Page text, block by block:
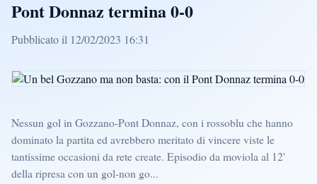
Pont Donnaz termina 0-0
Pubblicato il 12/02/2023 16:31
Nessun gol in Gozzano-Pont Donnaz, con i rossoblu che hanno
dominato la partita ed avrebbero meritato di vincere viste le
tantissime occasioni da rete create. Episodio da moviola al 12'
della ripresa con un gol-non go...